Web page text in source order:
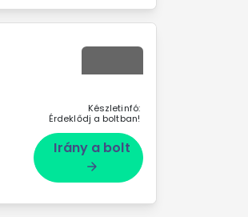
Készletinfó:
Érdeklődj a boltban!
Irány a bolt
arrow_forward